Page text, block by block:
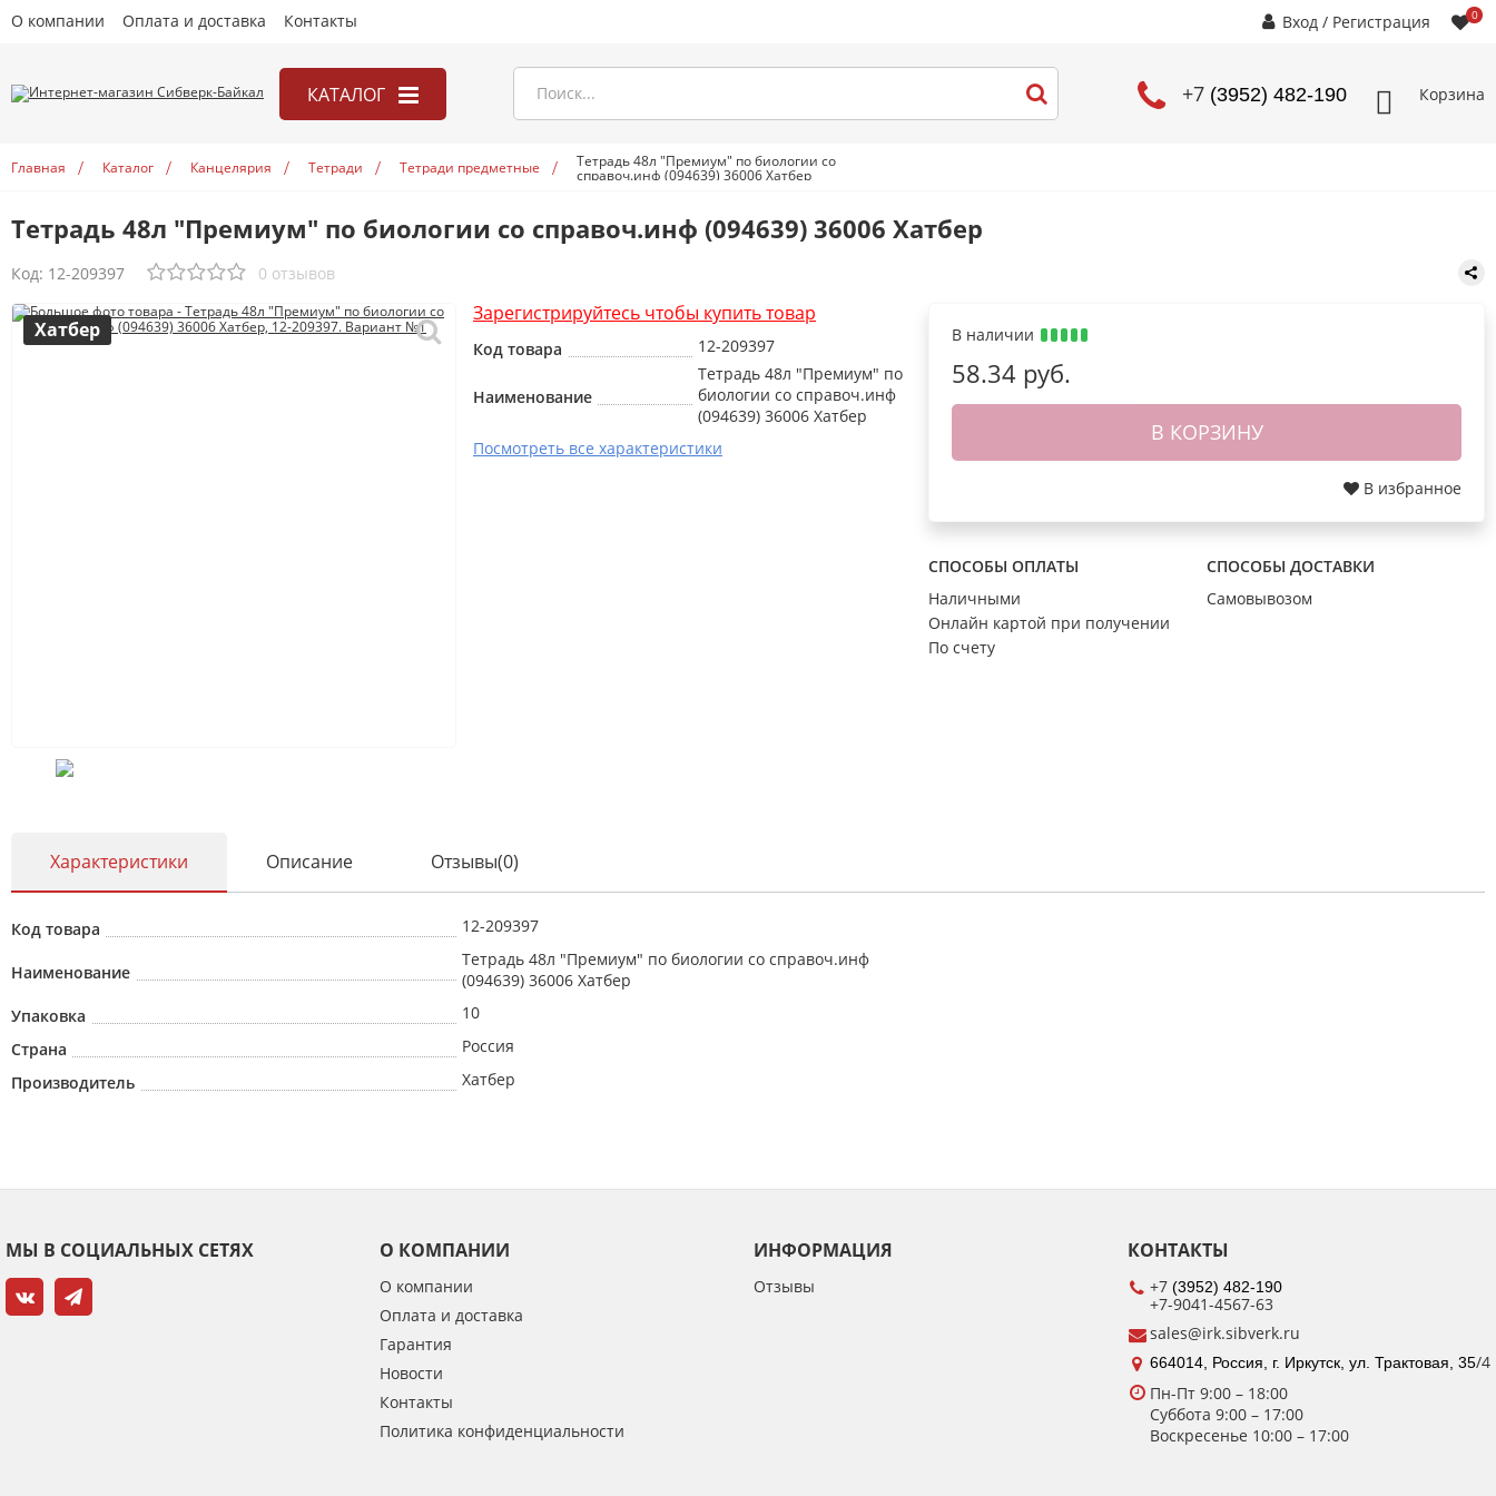
О компании Оплата и доставка Контакты Вход / Регистрация 0
КАТАЛОГ
Книги
Открытки
Учебники
+7 (3952) 482-190 Корзина
Главная Каталог Канцелярия Тетради Тетради предметные Тетрадь 48л "Премиум" по биологии со
справоч.инф (094639) 36006 Хатбер
Тетрадь 48л "Премиум" по биологии со справоч.инф (094639) 36006 Хатбер
Код: 12-209397 0 отзывов
Хатбер
Зарегистрируйтесь чтобы купить товар
Код товара 12-209397
Наименование
Тетрадь 48л "Премиум" по
биологии со справоч.инф
(094639) 36006 Хатбер
Посмотреть все характеристики
В наличии
58.34 руб.
В КОРЗИНУ
В избранное
СПОСОБЫ ОПЛАТЫ
Наличными
Онлайн картой при получении
По счету
СПОСОБЫ ДОСТАВКИ
Самовывозом
Характеристики Описание Отзывы(0)
Код товара 12-209397
Наименование
Тетрадь 48л "Премиум" по биологии со справоч.инф
(094639) 36006 Хатбер
Упаковка
10
Страна
Россия
Производитель
Хатбер
МЫ В СОЦИАЛЬНЫХ СЕТЯХ О КОМПАНИИ
О компании
Оплата и доставка
Гарантия
Новости
Контакты
Политика конфиденциальности
ИНФОРМАЦИЯ
Отзывы
КОНТАКТЫ
+7 (3952) 482-190
+7-9041-4567-63
sales@irk.sibverk.ru
664014, Россия, г. Иркутск, ул. Трактовая, 35/4
Пн-Пт 9:00 – 18:00
Суббота 9:00 – 17:00
Воскресенье 10:00 – 17:00